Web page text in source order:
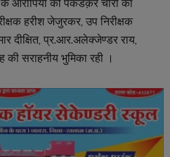
के आरोपियों को पकडक़र चोरी का
हरीश जेजुरकर, उप निरीक्षक
दीक्षित, प्र.आर.अलेक्जेण्डर राय,
की सराहनीय भुमिका रही ।